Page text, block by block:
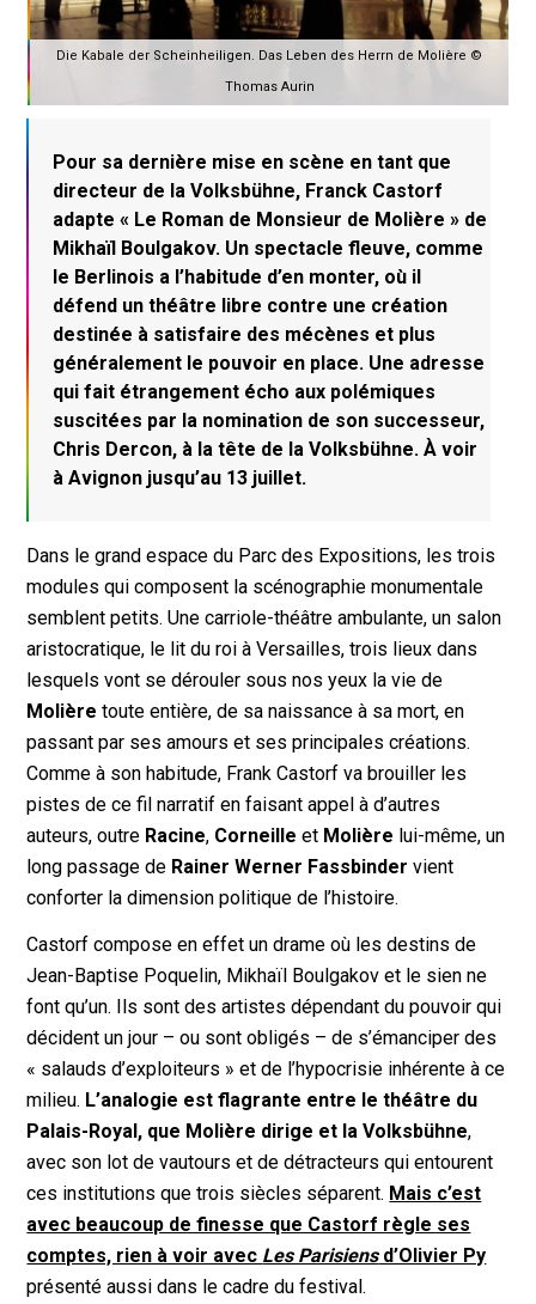
Die Kabale der Scheinheiligen. Das Leben des Herrn de Molière ©
Thomas Aurin
Pour sa dernière mise en scène en tant que
directeur de la Volksbühne, Franck Castorf
adapte « Le Roman de Monsieur de Molière » de
Mikhaïl Boulgakov. Un spectacle fleuve, comme
le Berlinois a l’habitude d’en monter, où il
défend un théâtre libre contre une création
destinée à satisfaire des mécènes et plus
généralement le pouvoir en place. Une adresse
qui fait étrangement écho aux polémiques
suscitées par la nomination de son successeur,
Chris Dercon, à la tête de la Volksbühne. À voir
à Avignon jusqu’au 13 juillet.
Dans le grand espace du Parc des Expositions, les trois
modules qui composent la scénographie monumentale
semblent petits. Une carriole-théâtre ambulante, un salon
aristocratique, le lit du roi à Versailles, trois lieux dans
lesquels vont se dérouler sous nos yeux la vie de
Molière toute entière, de sa naissance à sa mort, en
passant par ses amours et ses principales créations.
Comme à son habitude, Frank Castorf va brouiller les
pistes de ce fil narratif en faisant appel à d’autres
auteurs, outre Racine, Corneille et Molière lui-même, un
long passage de Rainer Werner Fassbinder vient
conforter la dimension politique de l’histoire.
Castorf compose en effet un drame où les destins de
Jean-Baptise Poquelin, Mikhaïl Boulgakov et le sien ne
font qu’un. Ils sont des artistes dépendant du pouvoir qui
décident un jour – ou sont obligés – de s’émanciper des
« salauds d’exploiteurs » et de l’hypocrisie inhérente à ce
milieu. L’analogie est flagrante entre le théâtre du
Palais-Royal, que Molière dirige et la Volksbühne,
avec son lot de vautours et de détracteurs qui entourent
ces institutions que trois siècles séparent. Mais c’est
avec beaucoup de finesse que Castorf règle ses
comptes, rien à voir avec Les Parisiensd’Olivier Py
présenté aussi dans le cadre du festival.